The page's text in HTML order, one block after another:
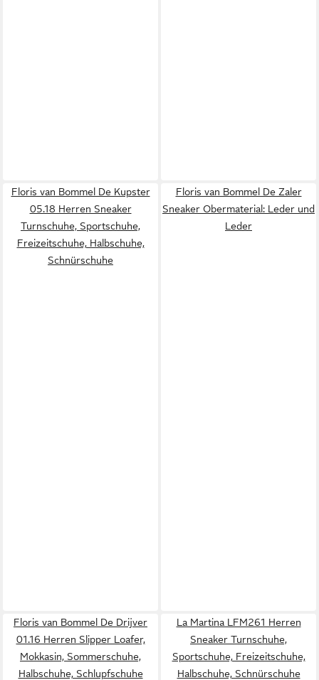
Floris van Bommel De Kupster
05.18 Herren Sneaker
Turnschuhe, Sportschuhe,
Freizeitschuhe, Halbschuhe,
Schnürschuhe
Floris van Bommel De Zaler
Sneaker Obermaterial: Leder und
Leder
Floris van Bommel De Drijver
01.16 Herren Slipper Loafer,
Mokkasin, Sommerschuhe,
Halbschuhe, Schlupfschuhe
La Martina LFM261 Herren
Sneaker Turnschuhe,
Sportschuhe, Freizeitschuhe,
Halbschuhe, Schnürschuhe